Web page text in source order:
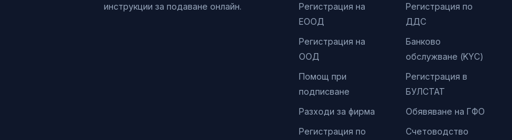
инструкции за подаване онлайн.
Регистрация на
ЕООД
Регистрация на
ООД
Помощ при
подписване
Разходи за фирма
Регистрация по
Регистрация по
ДДС
Банково
обслужване (KYC)
Регистрация в
БУЛСТАТ
Обявяване на ГФО
Счетоводство